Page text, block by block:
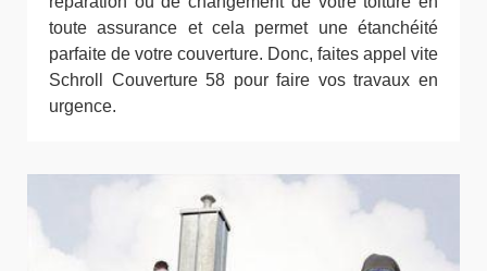
toute assurance et cela permet une étanchéité
parfaite de votre couverture. Donc, faites appel vite
Schroll Couverture 58 pour faire vos travaux en
urgence.